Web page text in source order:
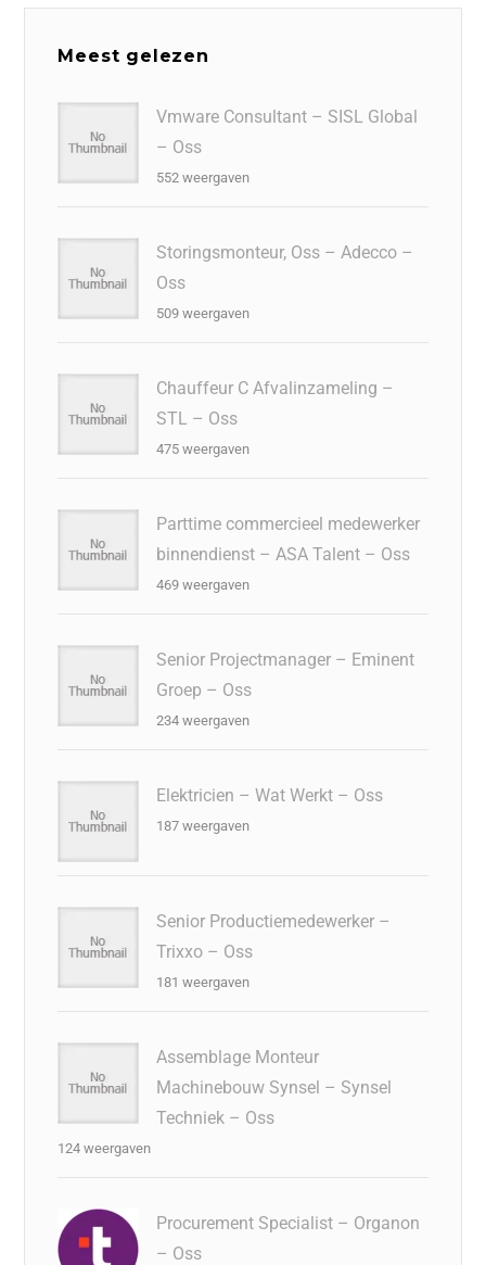
Meest gelezen
Vmware Consultant – SISL Global
– Oss
552 weergaven
Storingsmonteur, Oss – Adecco –
Oss
509 weergaven
Chauffeur C Afvalinzameling –
STL – Oss
475 weergaven
Parttime commercieel medewerker
binnendienst – ASA Talent – Oss
469 weergaven
Senior Projectmanager – Eminent
Groep – Oss
234 weergaven
Elektricien – Wat Werkt – Oss
187 weergaven
Senior Productiemedewerker –
Trixxo – Oss
181 weergaven
Assemblage Monteur
Machinebouw Synsel – Synsel
Techniek – Oss
124 weergaven
Procurement Specialist – Organon
– Oss